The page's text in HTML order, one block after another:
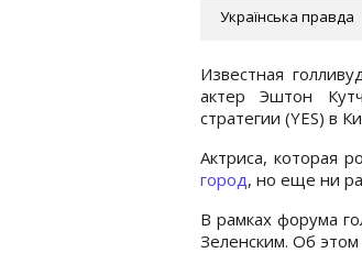
Українська правда
Известная
актер Эштон
стратегии (YES) в
Актриса, которая
город, но еще ни
В рамках форума
Зеленским. Об этом